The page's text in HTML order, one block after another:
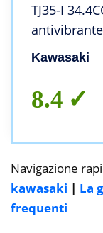
TJ35-I
antivibrante
Kawasaki
8.4
Navigazione
kawasaki | La
frequenti